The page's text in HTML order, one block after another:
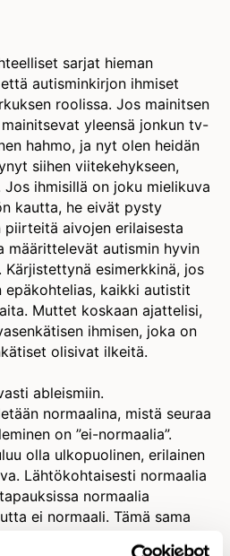
sarjat hieman
autisminkirjon ihmiset
roolissa. Jos mainitsen
yleensä jonkun tv-
hahmo, ja nyt olen heidän
siihen viitekehykseen,
Jos ihmisillä on joku mielikuva
kautta, he eivät pysty
aivojen erilaisesta
määrittelevät autismin hyvin
Kärjistettynä esimerkkinä, jos
kaikki autistit
Muttet koskaan ajattelisi,
ihmisen, joka on
olisivat ilkeitä.
ableismiin.
normaalina, mistä seuraa
on ”ei-normaalia”.
olla ulkopuolinen, erilainen
Lähtökohtaisesti normaalia
normaalia
ei normaali. Tämä sama